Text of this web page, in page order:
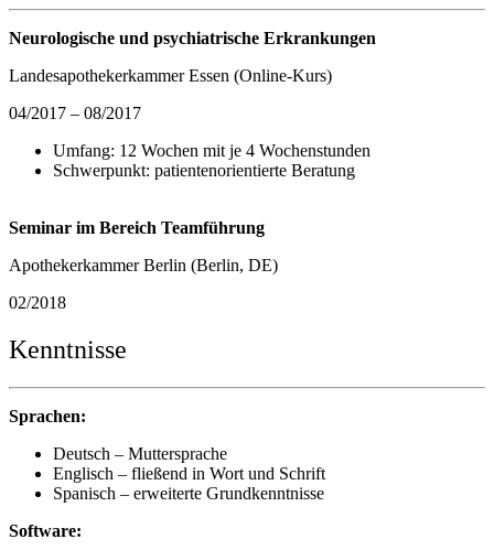
Neurologische und psychiatrische Erkrankungen
Landesapothekerkammer Essen (Online-Kurs)
04/2017 – 08/2017
Umfang: 12 Wochen mit je 4 Wochenstunden
Schwerpunkt: patientenorientierte Beratung
Seminar im Bereich Teamführung
Apothekerkammer Berlin (Berlin, DE)
02/2018
Kenntnisse
Sprachen:
Deutsch – Muttersprache
Englisch – fließend in Wort und Schrift
Spanisch – erweiterte Grundkenntnisse
Software: